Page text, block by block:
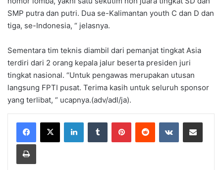
SMP putra dan putri. Dua se-Kalimantan youth C dan D dan
tiga, se-Indonesia, “ jelasnya.
Sementara tim teknis diambil dari pemanjat tingkat Asia
terdiri dari 2 orang kepala jalur beserta presiden juri
tingkat nasional. “Untuk pengawas merupakan utusan
langsung FPTI pusat. Terima kasih untuk seluruh sponsor
yang terlibat, “ ucapnya.(adv/adl/ja).
LinkedInTumblr PinterestReddit VKontakteShare via Email
Print